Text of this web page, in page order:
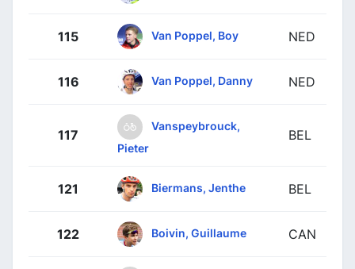
115 Van Poppel, Boy NED
116 Van Poppel, Danny NED
117
Vanspeybrouck,
Pieter
BEL
121 Biermans, Jenthe BEL
122 Boivin, Guillaume CAN